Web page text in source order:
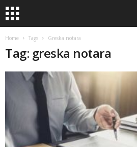
Home Tags Greska notara
Tag: greska notara